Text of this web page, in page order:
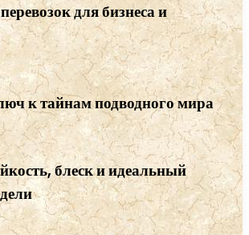
для бизнеса и
к тайнам подводного мира
блеск и идеальный